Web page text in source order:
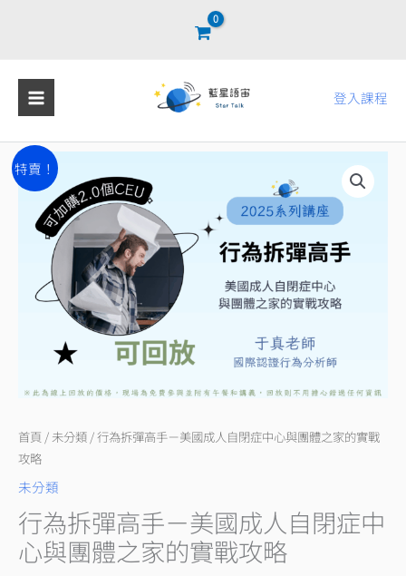
登入課程
特賣！
首頁 / 未分類 / 行為拆彈高手－美國成人自閉症中心與團體之家的實戰
攻略
未分類
行為拆彈高手－美國成人自閉症中
心與團體之家的實戰攻略
原
始
價
格：
NT$2,300。
價
格：
NT$460。
行
為
自
閉
症
心
與